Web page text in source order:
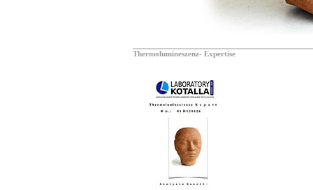
Thermolumineszenz- Expertise